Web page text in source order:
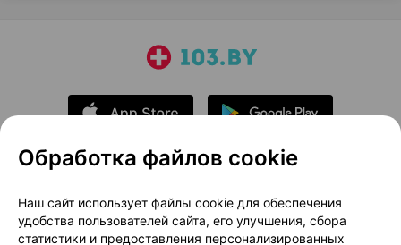
О проекте
Новости проекта
Размещение рекламы
Медицинский маркетинг
Обработка файлов cookie
Наш сайт использует файлы cookie для обеспечения
удобства пользователей сайта, его улучшения, сбора
статистики и предоставления персонализированных